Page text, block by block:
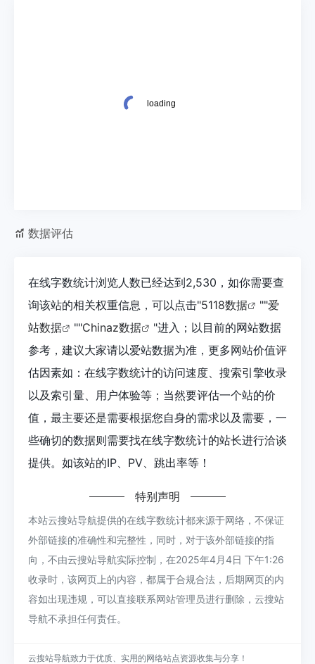
数据评估
在线字数统计浏览人数已经达到2,530，如你需要查
询该站的相关权重信息，可以点击"5118数据 ""爱
站数据
""Chinaz数据
"进入；以目前的网站数据
参考，建议大家请以爱站数据为准，更多网站价值评
估因素如：在线字数统计的访问速度、搜索引擎收录
以及索引量、用户体验等；当然要评估一个站的价
值，最主要还是需要根据您自身的需求以及需要，一
些确切的数据则需要找在线字数统计的站长进行洽谈
提供。如该站的IP、PV、跳出率等！
特别声明
本站云搜站导航提供的在线字数统计都来源于网络，不保证
外部链接的准确性和完整性，同时，对于该外部链接的指
向，不由云搜站导航实际控制，在2025年4月4日 下午1:26
收录时，该网页上的内容，都属于合规合法，后期网页的内
容如出现违规，可以直接联系网站管理员进行删除，云搜站
导航不承担任何责任。
云搜站导航致力于优质、实用的网络站点资源收集与分享！